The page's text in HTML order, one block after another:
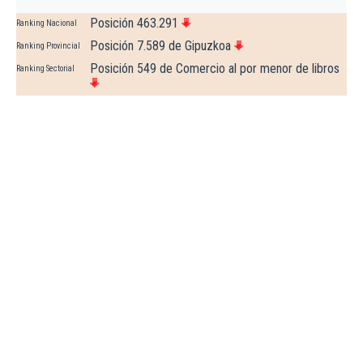
Ranking Nacional Posición 463.291
Ranking Provincial Posición 7.589 de Gipuzkoa
Ranking Sectorial Posición 549 de Comercio al por menor de libros